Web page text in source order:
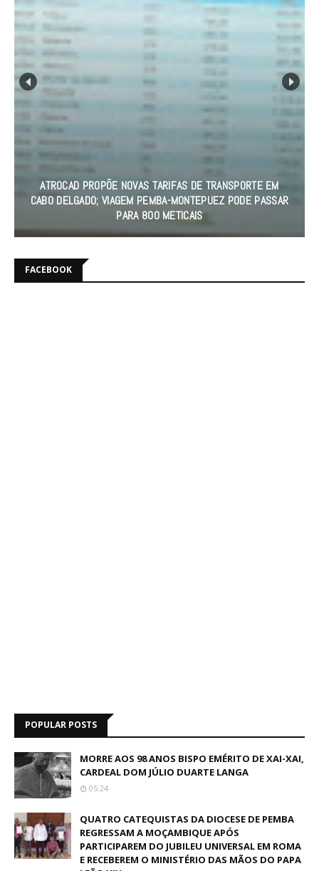
ATROCAD PROPÕE NOVAS TARIFAS DE TRANSPORTE EM
CABO DELGADO; VIAGEM PEMBA-MONTEPUEZ PODE PASSAR
PARA 800 METICAIS
FACEBOOK
POPULAR POSTS
MORRE AOS 98 ANOS BISPO EMÉRITO DE XAI-XAI,
CARDEAL DOM JÚLIO DUARTE LANGA
05:24
QUATRO CATEQUISTAS DA DIOCESE DE PEMBA
REGRESSAM A MOÇAMBIQUE APÓS
PARTICIPAREM DO JUBILEU UNIVERSAL EM ROMA
E RECEBEREM O MINISTÉRIO DAS MÃOS DO PAPA